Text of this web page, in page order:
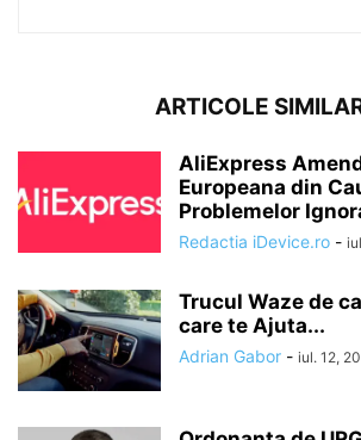
ARTICOLE
AliExpress
Europeana din
Problemelor
Redactia iDevice.ro -
Trucul Waze de
care te Ajuta...
Adrian Gabor - iul. 12,